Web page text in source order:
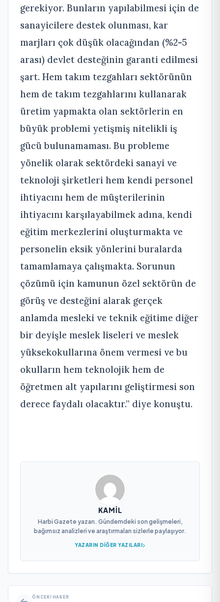
gerekiyor. Bunların yapılabilmesi için de
sanayicilere destek olunması, kar
marjları çok düşük olacağından (%2-5
arası) devlet desteğinin garanti edilmesi
şart. Hem takım tezgahları sektörünün
hem de takım tezgahlarını kullanarak
üretim yapmakta olan sektörlerin en
büyük problemi yetişmiş nitelikli iş
gücü bulunamaması. Bu probleme
yönelik olarak sektördeki sanayi ve
teknoloji şirketleri hem kendi personel
ihtiyacını hem de müşterilerinin
ihtiyacını karşılayabilmek adına, kendi
eğitim merkezlerini oluşturmakta ve
personelin eksik yönlerini buralarda
tamamlamaya çalışmakta. Sorunun
çözümü için kamunun özel sektörün de
görüş ve desteğini alarak gerçek
anlamda mesleki ve teknik eğitime diğer
bir deyişle meslek liseleri ve meslek
yüksekokullarına önem vermesi ve bu
okulların hem teknolojik hem de
öğretmen alt yapılarını geliştirmesi son
derece faydalı olacaktır.” diye konuştu.
KAMIL
Harbi Gazete yazarı. Gündemdeki son gelişmeleri,
bağımsız analizleri ve araştırmaları sizlerle paylaşıyor.
YAZARIN DIĞER YAZILARI
ÖNCEKI HABER